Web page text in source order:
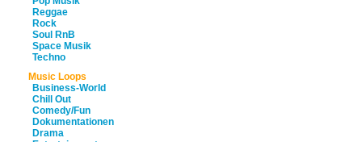
Reggae
Rock
Soul RnB
Space Musik
Techno
Music Loops
Business-World
Chill Out
Comedy/Fun
Dokumentationen
Drama